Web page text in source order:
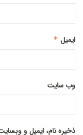
ایمیل *
وب‌ سایت
ذخیره نام، ایمیل و